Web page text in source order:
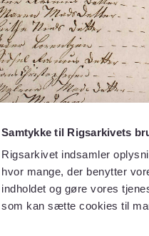
Samtykke til Rigsarkivets
Rigsarkivet indsamler
hvor mange, der benytter
indholdet og gøre vores
som kan sætte cookies til